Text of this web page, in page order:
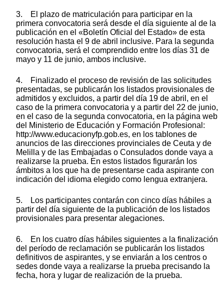
3. El plazo de matriculación para participar en la
primera convocatoria será desde el día siguiente al de la
publicación en el «Boletín Oficial del Estado» de esta
resolución hasta el 9 de abril inclusive. Para la segunda
convocatoria, será el comprendido entre los días 31 de
mayo y 11 de junio, ambos inclusive.
4. Finalizado el proceso de revisión de las solicitudes
presentadas, se publicarán los listados provisionales de
admitidos y excluidos, a partir del día 19 de abril, en el
caso de la primera convocatoria y a partir del 22 de junio,
en el caso de la segunda convocatoria, en la página web
del Ministerio de Educación y Formación Profesional:
http://www.educacionyfp.gob.es, en los tablones de
anuncios de las direcciones provinciales de Ceuta y de
Melilla y de las Embajadas o Consulados donde vaya a
realizarse la prueba. En estos listados figurarán los
ámbitos a los que ha de presentarse cada aspirante con
indicación del idioma elegido como lengua extranjera.
5. Los participantes contarán con cinco días hábiles a
partir del día siguiente de la publicación de los listados
provisionales para presentar alegaciones.
6. En los cuatro días hábiles siguientes a la finalización
del período de reclamación se publicarán los listados
definitivos de aspirantes, y se enviarán a los centros o
sedes donde vaya a realizarse la prueba precisando la
fecha, hora y lugar de realización de la prueba.